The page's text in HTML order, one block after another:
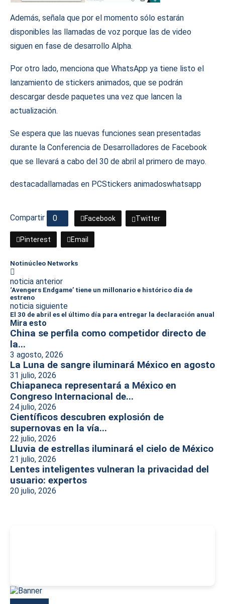
Además, señala que por el momento sólo estarán
disponibles las llamadas de voz porque las de video
siguen en fase de desarrollo Alpha.
Por otro lado, menciona que WhatsApp ya tiene listo el
lanzamiento de stickers animados, que se podrán
descargar desde paquetes una vez que lancen la
actualización.
Se espera que las nuevas funciones sean presentadas
durante la Conferencia de Desarrolladores de Facebook
que se llevará a cabo del 30 de abril al primero de mayo.
destacadallamadas en PCStickers animadoswhatsapp
Compartir 0 Facebook Twitter
Pinterest Email
Notinúcleo Networks
noticia anterior
‘Avengers Endgame’ tiene un millonario e histórico día de
estreno
noticia siguiente
El 30 de abril es el último día para entregar la declaración anual
Mira esto
China se perfila como competidor directo de
la...
3 agosto, 2026
La Luna de sangre iluminará México en agosto
31 julio, 2026
Chiapaneca representará a México en
Congreso Internacional de...
24 julio, 2026
Científicos descubren explosión de
supernovas en la vía...
22 julio, 2026
Lluvia de estrellas iluminará el cielo de México
21 julio, 2026
Lentes inteligentes vulneran la privacidad del
usuario: expertos
20 julio, 2026